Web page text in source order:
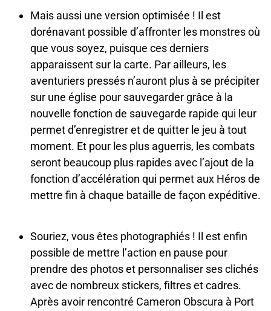
Mais aussi une version optimisée ! Il est
dorénavant possible d’affronter les monstres où
que vous soyez, puisque ces derniers
apparaissent sur la carte. Par ailleurs, les
aventuriers pressés n’auront plus à se précipiter
sur une église pour sauvegarder grâce à la
nouvelle fonction de sauvegarde rapide qui leur
permet d’enregistrer et de quitter le jeu à tout
moment. Et pour les plus aguerris, les combats
seront beaucoup plus rapides avec l’ajout de la
fonction d’accélération qui permet aux Héros de
mettre fin à chaque bataille de façon expéditive.
Souriez, vous êtes photographiés ! Il est enfin
possible de mettre l’action en pause pour
prendre des photos et personnaliser ses clichés
avec de nombreux stickers, filtres et cadres.
Après avoir rencontré Cameron Obscura à Port